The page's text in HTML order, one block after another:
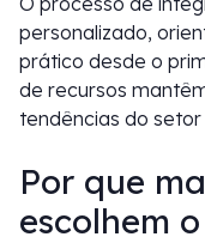
personalizado,
prático desde o
de recursos
tendências do
Por que
escolhem